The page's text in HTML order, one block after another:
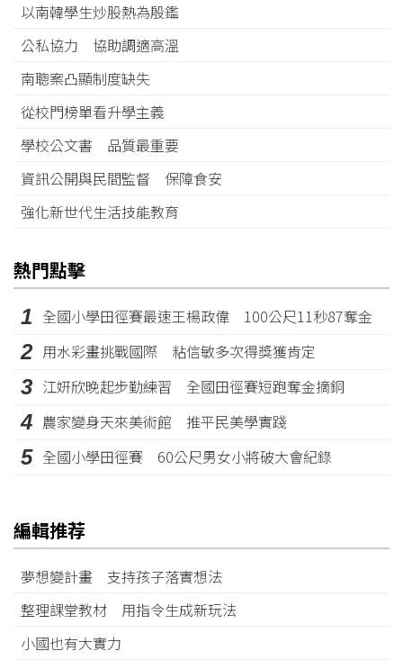
以南韓學生炒股熱為殷鑑
公私協力 協助調適高溫
南聰案凸顯制度缺失
從校門榜單看升學主義
學校公文書 品質最重要
資訊公開與民間監督 保障食安
強化新世代生活技能教育
熱門點擊
1 全國小學田徑賽最速王楊政偉 100公尺11秒87奪金
2 用水彩畫挑戰國際 粘信敏多次得獎獲肯定
3 江姸欣晚起步勤練習 全國田徑賽短跑奪金摘銅
4 農家變身天來美術館 推平民美學實踐
5 全國小學田徑賽 60公尺男女小將破大會紀錄
編輯推荐
夢想變計畫 支持孩子落實想法
整理課堂教材 用指令生成新玩法
小國也有大實力